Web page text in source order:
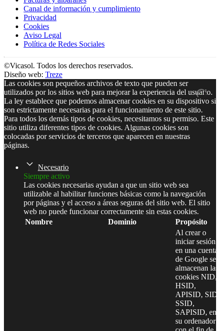
Canal de información y cumplimiento
Privacidad
Cookies
Aviso Legal
Política de Redes Sociales
©Vicasol. Todos los derechos reservados.
Diseño web: Treze
Las cookies son pequeños archivos de texto que pueden ser
utilizados por los sitios web para mejorar la experiencia del usuario.
La ley establece que podemos almacenar cookies en su dispositivo si
son estrictamente necesarias para el funcionamiento de este sitio.
Para todos los demás tipos de cookies, necesitamos su permiso. Este
sitio utiliza diferentes tipos de cookies. Algunas cookies son
colocadas por servicios de terceros que aparecen en nuestras
páginas.
Necesario
Siempre activo
Las cookies necesarias ayudan a que un sitio web sea
utilizable al habilitar funciones básicas como la navegación
por páginas y el acceso a áreas seguras del sitio web. El sitio
web no puede funcionar correctamente sin estas cookies.
Nombre
Dominio
Propósito
Al crear o
iniciar sesión
en una cuenta
de Google se
almacenan las
cookies NID,
HSID,
APISID, SID,
SSID,
SAPISID, en
su ordenador